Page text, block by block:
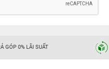
cực cao
chip tai nghe Apple H1 và
việc đi lại nhiều. Để tối ưu
lại earhook. Bên cạnh đó, tai
GÓP 0% LÃI SUẤT